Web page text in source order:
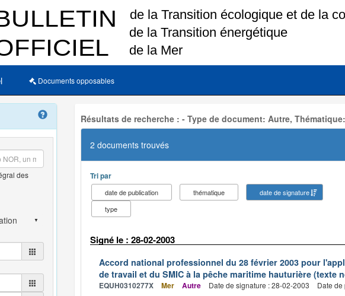
Documents opposables
des
Résultats de recherche : - Type de document: Autre,
2 documents trouvés
Tri par
date de publication thématique
date de signature
type
Signé le : 28-02-2003
Accord national professionnel du 28 février 2003 pour
de travail et du SMIC à la pêche maritime hauturière (texte
EQUH0310277X Mer Autre Date de signature : 28-02-2003 Date